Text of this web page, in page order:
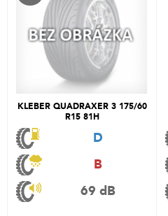
KLEBER QUADRAXER 3 175/60
R15 81H
D
B
69 dB